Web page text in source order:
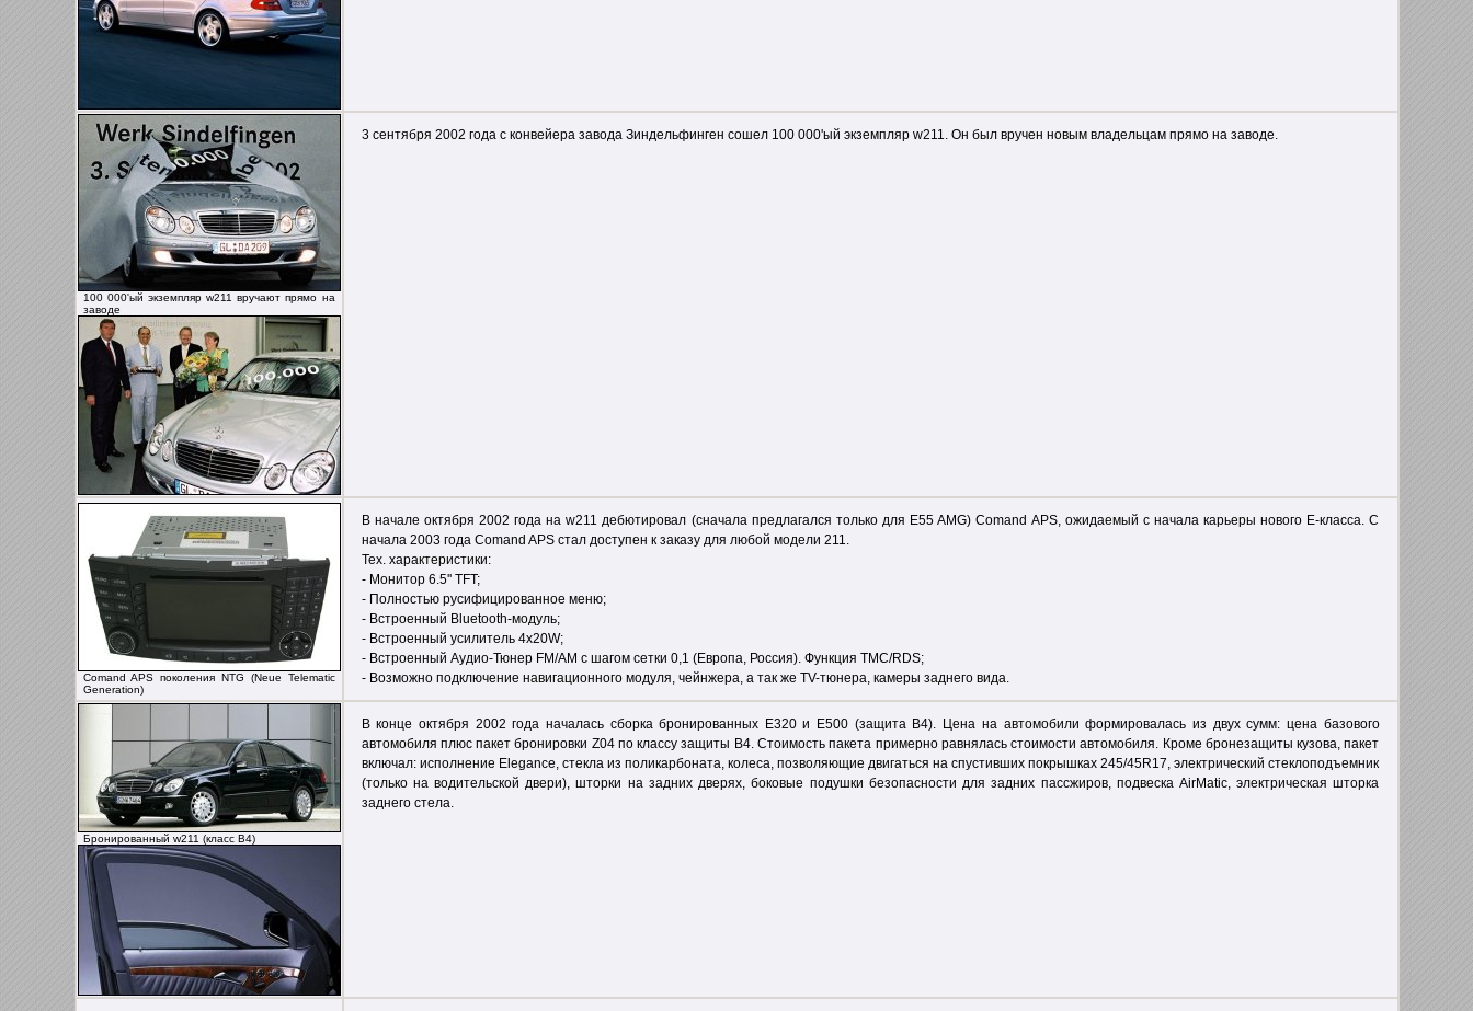
100 000'ый экземпляр w211 вручают прямо на
заводе
3 сентября 2002 года с конвейера завода Зиндельфинген сошел 100 000'ый экземпляр w211. Он был вручен новым владельцам прямо на заводе.
Comand APS поколения NTG (Neue Telematic
Generation)
В начале октября 2002 года на w211 дебютировал (сначала предлагался только для E55 AMG) Comand APS, ожидаемый с начала карьеры нового Е-класса. С
начала 2003 года Comand APS стал доступен к заказу для любой модели 211.
Тех. характеристики:
- Монитор 6.5'' TFT;
- Полностью русифицированное меню;
- Встроенный Bluetooth-модуль;
- Встроенный усилитель 4х20W;
- Встроенный Аудио-Тюнер FM/AM с шагом сетки 0,1 (Европа, Россия). Функция ТМС/RDS;
- Возможно подключение навигационного модуля, чейнжера, а так же TV-тюнера, камеры заднего вида.
Бронированный w211 (класс B4)
В конце октября 2002 года началась сборка бронированных Е320 и Е500 (защита В4). Цена на автомобили формировалась из двух сумм: цена базового
автомобиля плюс пакет бронировки Z04 по классу защиты В4. Стоимость пакета примерно равнялась стоимости автомобиля. Кроме бронезащиты кузова, пакет
включал: исполнение Elegance, стекла из поликарбоната, колеса, позволяющие двигаться на спустивших покрышках 245/45R17, электрический стеклоподъемник
(только на водительской двери), шторки на задних дверях, боковые подушки безопасности для задних пассжиров, подвеска AirMatic, электрическая шторка
заднего стела.